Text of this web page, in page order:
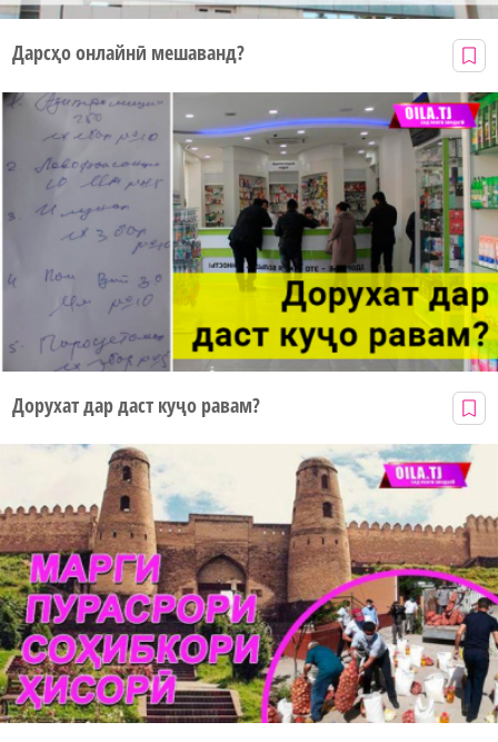
Дарсҳо онлайнӣ мешаванд?
Дорухат дар даст куҷо равам?